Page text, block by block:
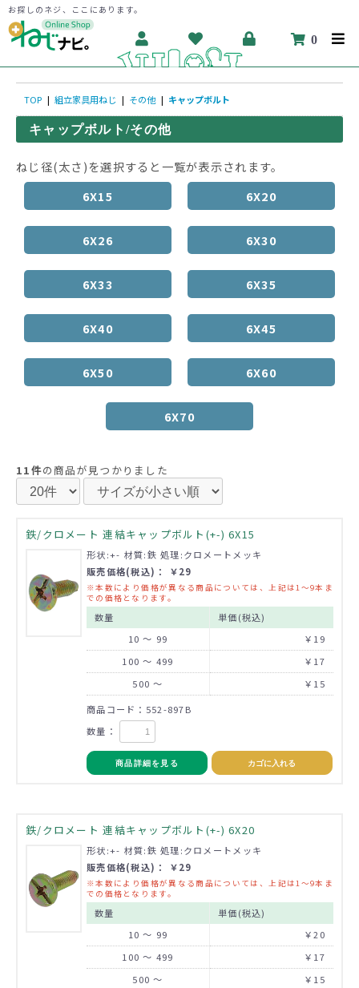
お探しのネジ、ここにあります。
0
TOP | 組立家具用ねじ | その他 | キャップボルト
キャップボルト/その他
ねじ径(太さ)を選択すると一覧が表示されます。
6X15
6X20
6X26 6X30
6X33 6X35
6X40 6X45
6X50 6X60
6X70
11件の商品が見つかりました
鉄/クロメート 連結キャップボルト(+-) 6X15
形状:+- 材質:鉄 処理:クロメートメッキ
販売価格(税込)： ￥29
※本数により価格が異なる商品については、上記は1～9本ま
での価格となります。
数量
単価(税込)
10 ～ 99
￥19
100 ～ 499
￥17
500 ～
￥15
商品コード：552-897B
数量：
商品詳細を見る カゴに入れる
鉄/クロメート 連結キャップボルト(+-) 6X20
形状:+- 材質:鉄 処理:クロメートメッキ
販売価格(税込)： ￥29
※本数により価格が異なる商品については、上記は1～9本ま
での価格となります。
数量
単価(税込)
10 ～ 99
￥20
100 ～ 499
￥17
500 ～
￥15